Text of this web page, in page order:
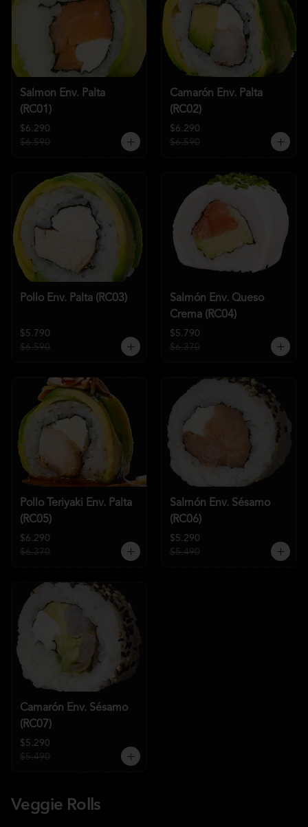
Salmon Env. Palta
(RC01)
$6.290
$6.590
Camarón Env. Palta
(RC02)
$6.290
$6.590
Pollo Env. Palta (RC03)
$5.790
$6.590
Salmón Env. Queso
Crema (RC04)
$5.790
$6.370
Pollo Teriyaki Env. Palta
(RC05)
$6.290
$6.370
Salmón Env. Sésamo
(RC06)
$5.290
$5.490
Camarón Env. Sésamo
(RC07)
$5.290
$5.490
Veggie Rolls